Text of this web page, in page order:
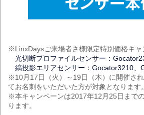
※LinxDaysご来場者さ様限定特別価格キ
光切断プロファイルセンサー：
縞投影エリアセンサー：Gocator3210、
※10月17日（火）～19日（木）に開催さ
てお名刺をいただいた方が対象となります。
※本キャンペーンは2017年12月25日まで
ります。